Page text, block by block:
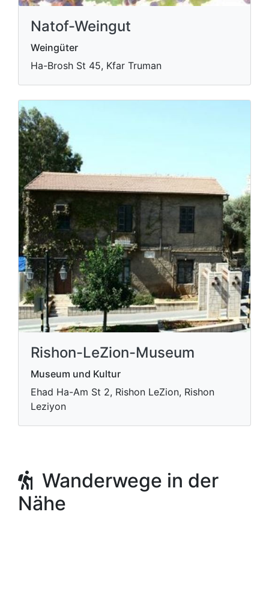
Natof-Weingut
Weingüter
Ha-Brosh St 45, Kfar Truman
Rishon-LeZion-Museum
Museum und Kultur
Ehad Ha-Am St 2, Rishon LeZion, Rishon
Leziyon
Wanderwege in der
Nähe